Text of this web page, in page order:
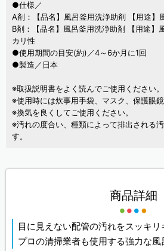
●仕様／
A剤：【品名】風呂釜用洗浄助剤 【用途】
B剤：【品名】風呂釜用洗浄助剤 【用途】
カリ性
●使用期間の目安(約)／4～6か月に1回
●製造／日本
※取扱説明書をよく読んでご使用ください。
※使用時には炊事用手袋、マスク、保護眼
※換気を良くしてご使用ください。
※汚れの度合い、種類によって排出される
す。
商品詳細
目に見えない配管の汚れをスッキリ
プロの清掃業者も使用する強力な風